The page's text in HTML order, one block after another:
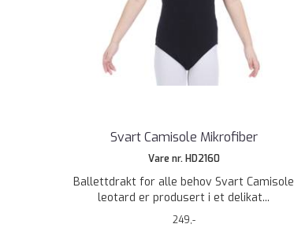
Svart Camisole Mikrofiber
Vare nr. HD2160
Ballettdrakt for alle behov Svart Camisole
leotard er produsert i et delikat...
249,-